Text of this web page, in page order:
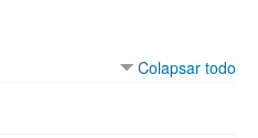
Colapsar todo